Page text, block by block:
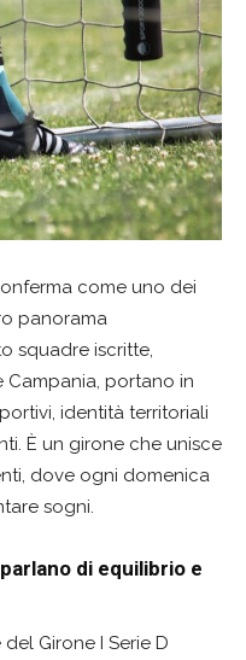
come uno dei
panorama
squadre iscritte,
Campania, portano in
identità territoriali
È un girone che unisce
dove ogni domenica
sogni.
di equilibrio e
Girone I Serie D